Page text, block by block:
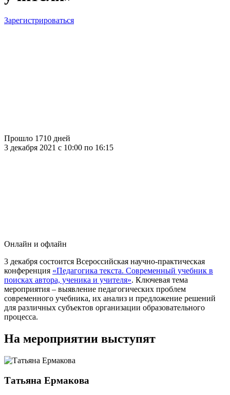
Зарегистрироваться
Прошло 1710 дней
3 декабря 2021 c 10:00 по 16:15
Онлайн и офлайн
3 декабря состоится Всероссийская научно-практическая
конференция «Педагогика текста. Современный учебник в
поисках автора, ученика и учителя». Ключевая тема
мероприятия – выявление педагогических проблем
современного учебника, их анализ и предложение решений
для различных субъектов организации образовательного
процесса.
На мероприятии выступят
Татьяна Ермакова